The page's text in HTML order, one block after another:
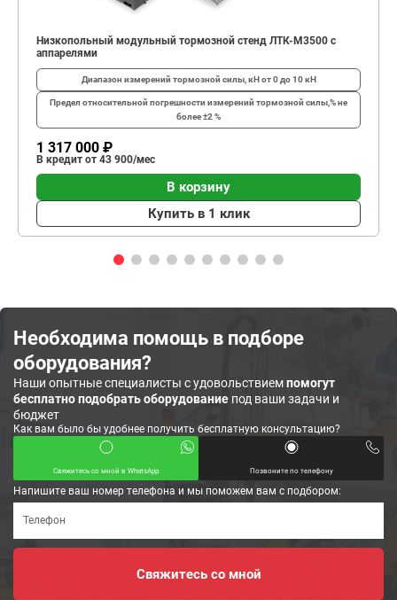
Низкопольный модульный тормозной стенд ЛТК-М3500 с
аппарелями
Диапазон измерений тормозной силы, кНот 0 до 10 кН
Предел относительной погрешности измерений тормозной силы,%не
более ±2 %
1 317 000 ₽
В кредит от 43 900/мес
В корзину
Купить в 1 клик
Необходима помощь в подборе
оборудования?
Наши опытные специалисты с удовольствиемпомогут
бесплатно подобрать оборудование под ваши задачи и
бюджет
Как вам было бы удобнее получить бесплатную консультацию?
Свяжитесь со мной в WhatsApp Позвоните по телефону
Напишите ваш номер телефона и мы поможем вам с подбором: